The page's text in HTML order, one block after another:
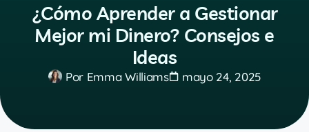
¿Cómo Aprender a Gestionar
Mejor mi Dinero? Consejos e
Ideas
Por Emma Williams mayo 24, 2025